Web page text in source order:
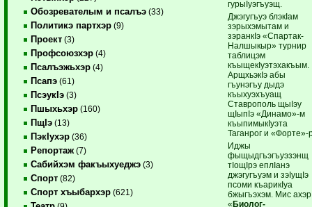
Обозревателым и псалъэ (33)
Политикэ партхэр (9)
Проект (3)
Профсоюзхэр (4)
Псалъэжьхэр (4)
Псапэ (61)
ПсэукIэ (3)
Пшыхьхэр (160)
ПщIэ (13)
ПэкIухэр (36)
Репортаж (7)
Сабийхэм факъыхуеджэ (3)
Спорт (82)
Спорт хъыбархэр (621)
гурыIуэгъуэщ.
Джэгугъуэ блэкIам
зэрыхэмытам и
зэранкIэ «Спартак-
Налшыкыр» турнир
таблицэм
къыщекIуэтэхакъым.
АрщхьэкIэ абы
гъунэгъу дыдэ
къыхуэхъуащ
Ставрополь щыIэу
щIыпIэ «Динамо»-м
къыпимыкIуэта
Таганрог и «Форте»-
Иджы
фыщыдгъэгъуэзэнщ
тIощIрэ еплIанэ
джэгугъуэм и зэIущIэ
псоми къарикIуа
бжыгъэхэм. Мис
«Биолог-